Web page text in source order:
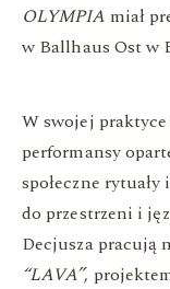
OLYMPIA miał
w Ballhaus Ost w
W swojej
performansy
społeczne
do przestrzeni i
Decjusza pracują
“LAVA”,